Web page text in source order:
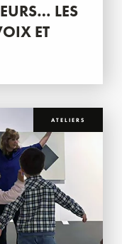
LES
ET
ATELIERS